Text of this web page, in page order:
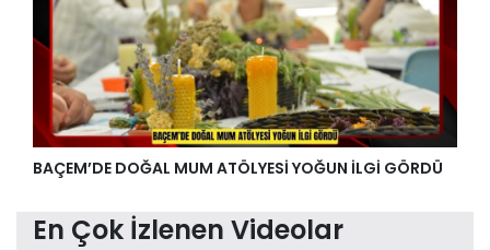
BAÇEM’DE DOĞAL MUM ATÖLYESİ YOĞUN İLGİ GÖRDÜ
En Çok İzlenen Videolar